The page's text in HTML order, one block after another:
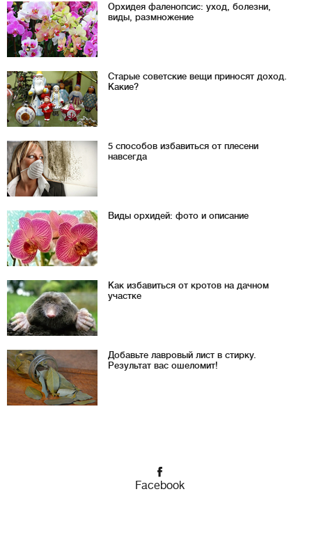
Орхидея фаленопсис: уход, болезни,
виды, размножение
Старые советские вещи приносят доход.
Какие?
5 способов избавиться от плесени
навсегда
Виды орхидей: фото и описание
Как избавиться от кротов на дачном
участке
Добавьте лавровый лист в стирку.
Результат вас ошеломит!
Facebook